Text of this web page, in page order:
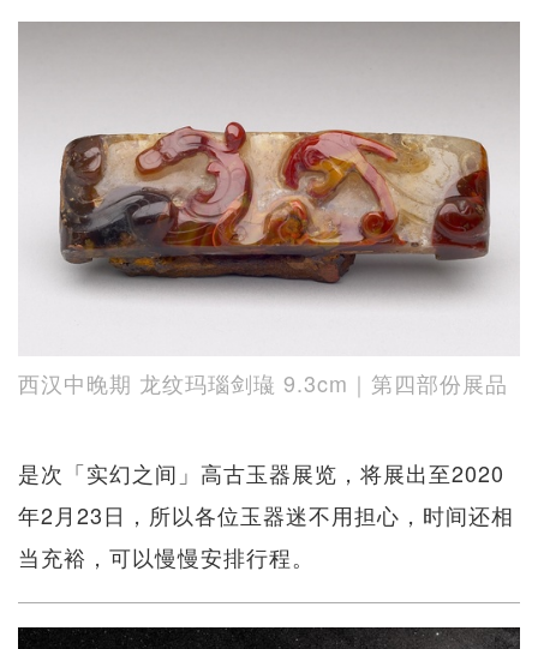
西汉中晚期 龙纹玛瑙剑璏 9.3cm｜第四部份展品
是次「实幻之间」高古玉器展览，将展出至2020
年2月23日，所以各位玉器迷不用担心，时间还相
当充裕，可以慢慢安排行程。